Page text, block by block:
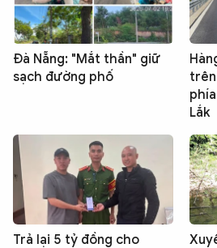
Đà Nẵng: "Mắt thần" giữ
sạch đường phố
Lắk
Trả lại 5 tỷ đồng cho